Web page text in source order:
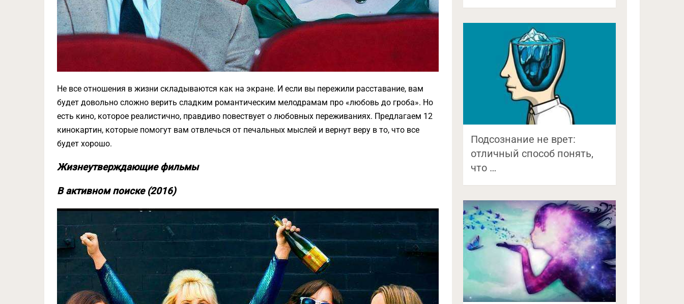
Не все отношения в жизни складываются как на экране. И если вы пережили расставание, вам
будет довольно сложно верить сладким романтическим мелодрамам про «любовь до гроба». Но
есть кино, которое реалистично, правдиво повествует о любовных переживаниях. Предлагаем 12
кинокартин, которые помогут вам отвлечься от печальных мыслей и вернут веру в то, что все
будет хорошо.
Жизнеутверждающие фильмы
В активном поиске (2016)
Подсознание не врет:
отличный способ понять,
что …